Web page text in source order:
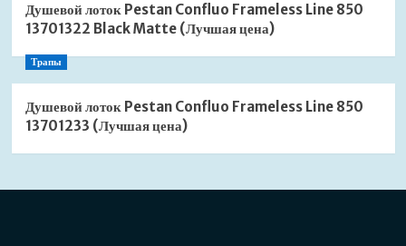
Душевой лоток Pestan Confluo Frameless Line 850
13701322 Black Matte (Лучшая цена)
Трапы
Душевой лоток Pestan Confluo Frameless Line 850
13701233 (Лучшая цена)